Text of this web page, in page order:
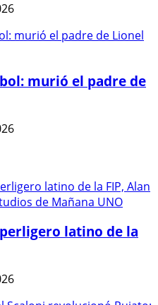
murió el padre de
latino de la